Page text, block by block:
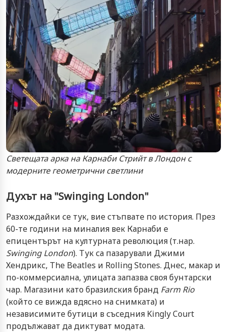
Светещата арка на Карнаби Стрийт в Лондон с
модерните геометрични светлини
Духът на "Swinging London"
Разхождайки се тук, вие стъпвате по история. През
60-те години на миналия век Карнаби е
епицентърът на културната революция (т.нар.
Swinging London). Тук са пазарували Джими
Хендрикс, The Beatles и Rolling Stones. Днес, макар и
по-коммерсиална, улицата запазва своя бунтарски
чар. Магазини като бразилския бранд Farm Rio
(който се вижда вдясно на снимката) и
независимите бутици в съседния Kingly Court
продължават да диктуват модата.